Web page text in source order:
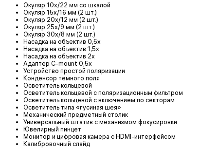
Окуляр 10x/22 мм со шкалой
Окуляр 15х/16 мм (2 шт.)
Окуляр 20х/12 мм (2 шт.)
Окуляр 25х/9 мм (2 шт.)
Окуляр 30х/8 мм (2 шт.)
Насадка на объектив 0,5x
Насадка на объектив 1,5x
Насадка на объектив 2x
Адаптер C-mount 0,5х
Устройство простой поляризации
Конденсор темного поля
Осветитель кольцевой
Осветитель кольцевой с поляризационным фильтром
Осветитель кольцевой с включением по секторам
Осветитель типа «гусиная шея»
Механический предметный столик
Универсальный штатив с механизмом фокусировки
Ювелирный пинцет
Монитор и цифровая камера с HDMI-интерфейсом
Калибровочный слайд